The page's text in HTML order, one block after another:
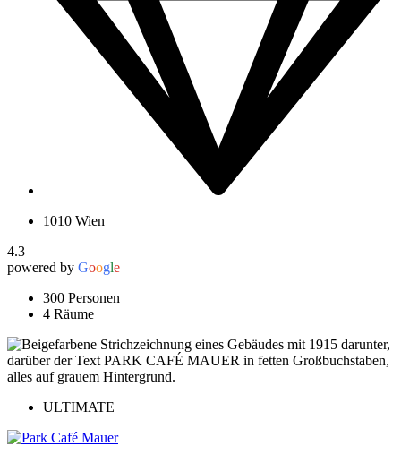
1010 Wien
4.3
powered by Google
300 Personen
4 Räume
ULTIMATE